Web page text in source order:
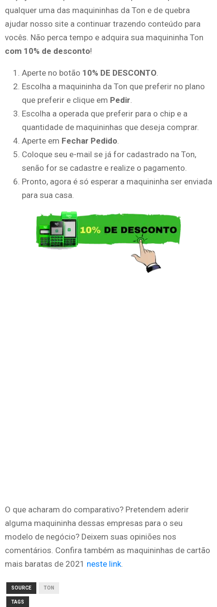
qualquer uma das maquininhas da Ton e de quebra
ajudar nosso site a continuar trazendo conteúdo para
vocês. Não perca tempo e adquira sua maquininha Ton
com 10% de desconto!
Aperte no botão 10% DE DESCONTO
Escolha a maquininha da Ton que preferir no plano
que preferir e clique em Pedir
Escolha a operada que preferir para o chip e a
quantidade de maquininhas que deseja comprar.
Aperte em Fechar Pedido
Coloque seu e-mail se já for cadastrado na Ton,
senão for se cadastre e realize o pagamento.
Pronto, agora é só esperar a maquininha ser enviada
para sua casa.
O que acharam do comparativo? Pretendem aderir
alguma maquininha dessas empresas para o seu
modelo de negócio? Deixem suas opiniões nos
comentários. Confira também as maquininhas de cartão
mais baratas de 2021 neste link
SOURCE TON
TAGS